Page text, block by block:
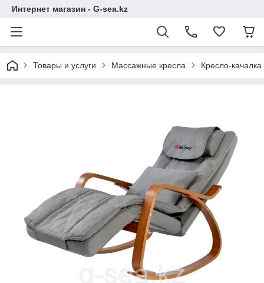
Интернет магазин - G-sea.kz
Товары и услуги Массажные кресла Кресло-